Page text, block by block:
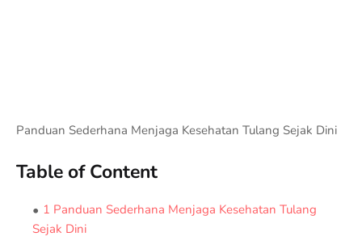
Panduan Sederhana Menjaga Kesehatan Tulang Sejak Dini
Table of Content
1 Panduan Sederhana Menjaga Kesehatan Tulang
Sejak Dini